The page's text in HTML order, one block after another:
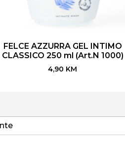
FELCE AZZURRA GEL INTIMO
CLASSICO 250 ml (Art.N 1000)
4,90 KM